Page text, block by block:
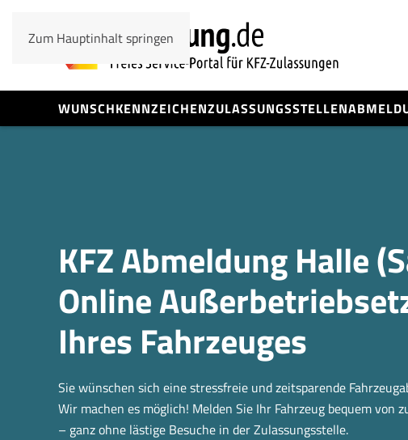
Zum Hauptinhalt springen
WUNSCHKENNZEICHENZULASSUNGSSTELLEN
KFZ Abmeldung Halle
Online
Ihres Fahrzeuges
Sie wünschen sich eine stressfreie und zeitsparende
Wir machen es möglich! Melden Sie Ihr Fahrzeug bequem von
– ganz ohne lästige Besuche in der Zulassungsstelle.